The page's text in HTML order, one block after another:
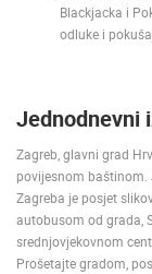
NAJBOLJE S
DOGAĐANJA
Blackjacka i
odluke i
Jednodnevni
Zagreb, glavni grad
povijesnom
Zagreba je posjet
autobusom od grada,
srednjovjekovnom
Prošetajte gradom,